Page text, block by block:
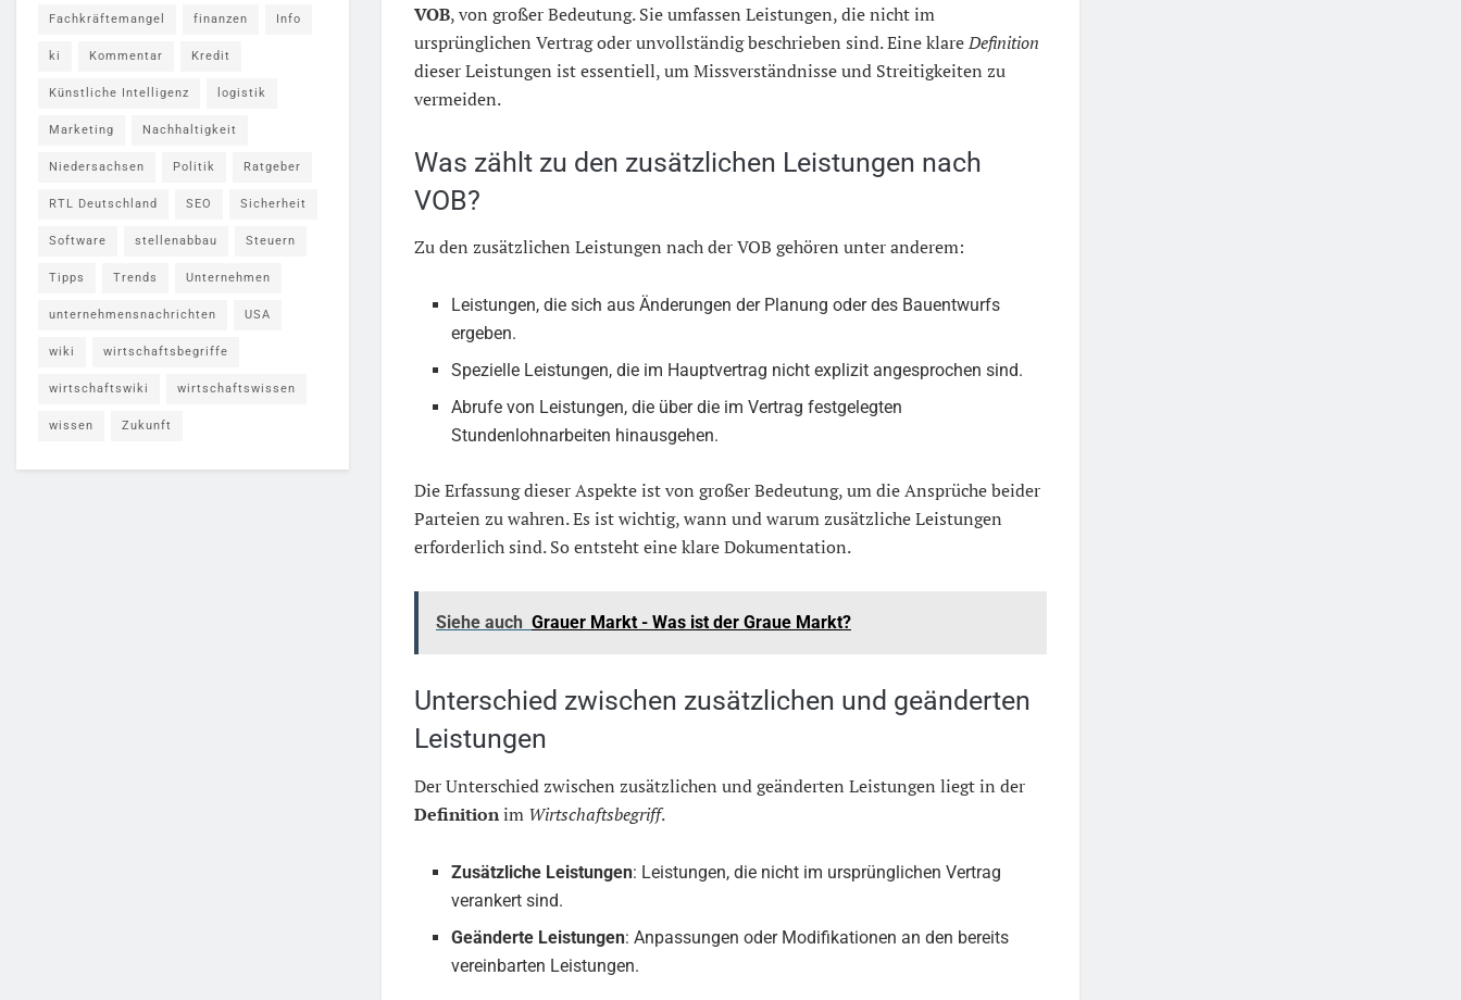
VOB, von großer Bedeutung. Sie umfassen Leistungen, die nicht im
ursprünglichen Vertrag oder unvollständig beschrieben sind. Eine klareDefinition
dieser Leistungen ist essentiell, um Missverständnisse und Streitigkeiten zu
vermeiden.
Was zählt zu den zusätzlichen Leistungen nach
VOB?
Zu den zusätzlichen Leistungen nach der VOB gehören unter anderem:
Leistungen, die sich aus Änderungen der Planung oder des Bauentwurfs
ergeben.
Spezielle Leistungen, die im Hauptvertrag nicht explizit angesprochen sind.
Abrufe von Leistungen, die über die im Vertrag festgelegten
Stundenlohnarbeiten hinausgehen.
Die Erfassung dieser Aspekte ist von großer Bedeutung, um die Ansprüche beider
Parteien zu wahren. Es ist wichtig, wann und warum zusätzliche Leistungen
erforderlich sind. So entsteht eine klare Dokumentation.
Siehe auch Grauer Markt - Was ist der Graue Markt?
Unterschied zwischen zusätzlichen und geänderten
Leistungen
Der Unterschied zwischen zusätzlichen und geänderten Leistungen liegt in der
Definitionim Wirtschaftsbegriff.
Zusätzliche Leistungen: Leistungen, die nicht im ursprünglichen Vertrag
verankert sind.
Geänderte Leistungen: Anpassungen oder Modifikationen an den bereits
vereinbarten Leistungen.
Fachkräftemangel finanzen Info
ki Kommentar Kredit
Künstliche Intelligenz logistik
Marketing Nachhaltigkeit
Niedersachsen Politik Ratgeber
RTL Deutschland SEO Sicherheit
Software stellenabbau Steuern
Tipps Trends Unternehmen
unternehmensnachrichten USA
wiki wirtschaftsbegriffe
wirtschaftswiki wirtschaftswissen
wissen Zukunft